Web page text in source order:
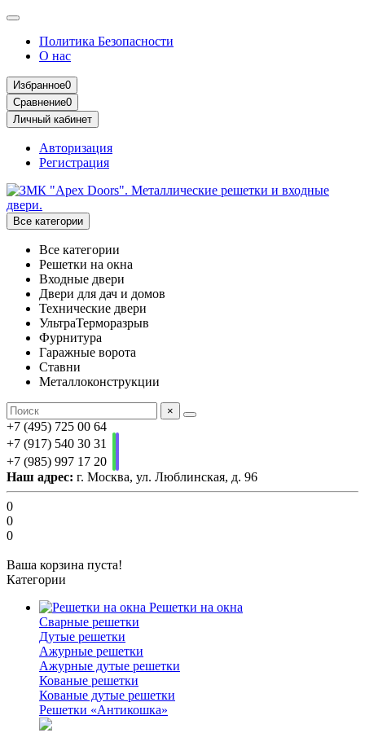
Политика Безопасности
О нас
Избранное0
Сравнение0
Личный кабинет
Авторизация
Регистрация
Все категории
Все категории
Решетки на окна
Входные двери
Двери для дач и домов
Технические двери
УльтраТерморазрыв
Фурнитура
Гаражные ворота
Ставни
Металлоконструкции
×
+7 (495) 725 00 64
+7 (917) 540 30 31
+7 (985) 997 17 20
Наш адрес: г. Москва, ул. Люблинская, д. 96
0
0
0
Ваша корзина пуста!
Категории
Решетки на окна
Сварные решетки
Дутые решетки
Ажурные решетки
Ажурные дутые решетки
Кованые решетки
Кованые дутые решетки
Решетки «Антикошка»